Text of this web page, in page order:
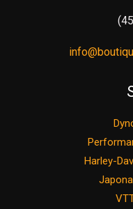
Harley-